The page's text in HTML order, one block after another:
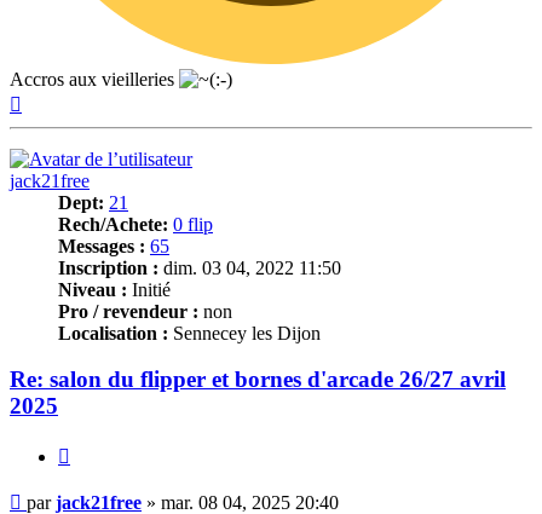
Accros aux vieilleries
jack21free
Dept: 21
Rech/Achete: 0 flip
Messages : 65
Inscription : dim. 03 04, 2022 11:50
Niveau : Initié
Pro / revendeur : non
Localisation : Sennecey les Dijon
Re: salon du flipper et bornes d'arcade 26/27 avril
2025
Message
parjack21free » mar. 08 04, 2025 20:40